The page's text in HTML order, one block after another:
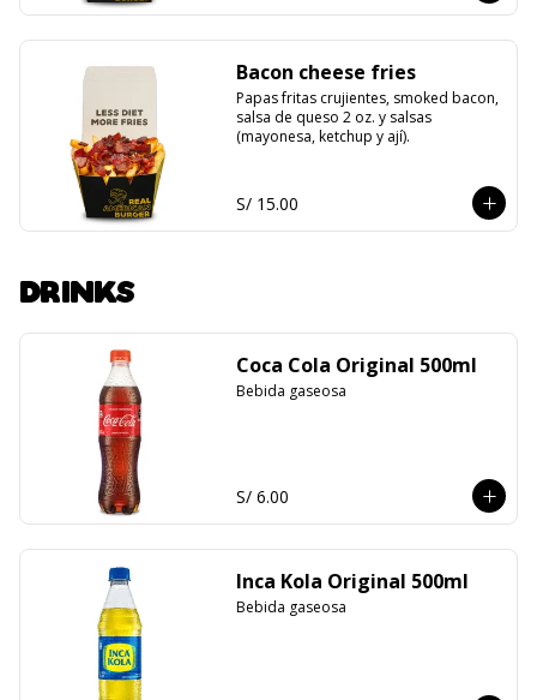
Bacon cheese fries
Papas fritas crujientes, smoked bacon,
salsa de queso 2 oz. y salsas
(mayonesa, ketchup y ají).
S/ 15.00
DRINKS
Coca Cola Original 500ml
Bebida gaseosa
S/ 6.00
Inca Kola Original 500ml
Bebida gaseosa